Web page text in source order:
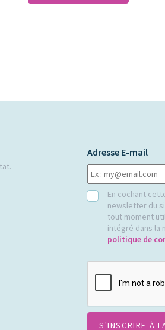
Adresse E-mail
RGPDEn cochant
newsletter du
tout moment
intégré dans la
politique de